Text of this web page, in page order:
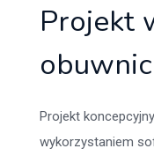
Projekt
Projekt
wykorzystaniem